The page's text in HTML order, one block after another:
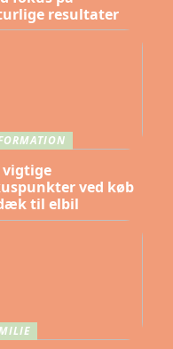
resultater
vigtige
ved køb
til elbil